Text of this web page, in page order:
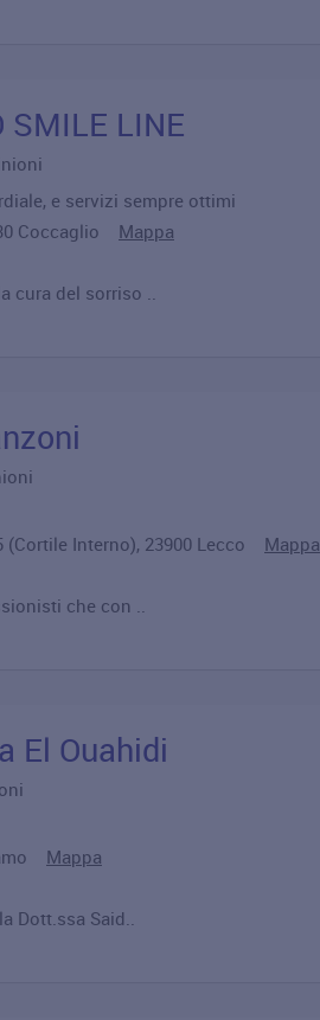
SMILE LINE
e servizi sempre ottimi
Coccaglio Mappa
cura del sorriso ..
(Cortile Interno), 23900 Lecco Mappa
che con ..
El Ouahidi
Mappa
Dott.ssa Said..